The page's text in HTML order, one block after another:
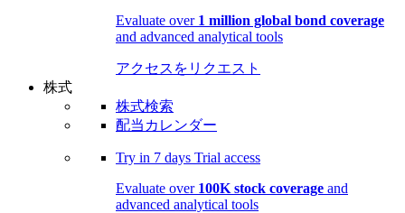
Evaluate over 1 million global bond coverage
and advanced analytical tools
アクセスをリクエスト
株式
株式検索
配当カレンダー
Try in 7 days Trial access
Evaluate over 100K stock coverage and
advanced analytical tools